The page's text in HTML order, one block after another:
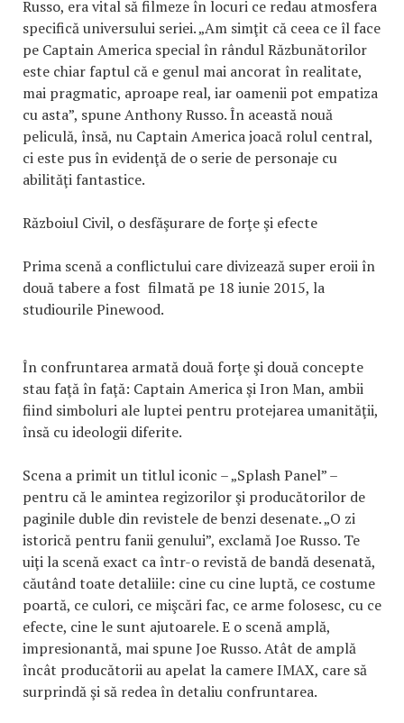
Russo, era vital să filmeze în locuri ce redau atmosfera
specifică universului seriei. „Am simţit că ceea ce îl face
pe Captain America special în rândul Răzbunătorilor
este chiar faptul că e genul mai ancorat în realitate,
mai pragmatic, aproape real, iar oamenii pot empatiza
cu asta”, spune Anthony Russo. În această nouă
peliculă, însă, nu Captain America joacă rolul central,
ci este pus în evidenţă de o serie de personaje cu
abilităţi fantastice.
Războiul Civil, o desfăşurare de forţe şi efecte
Prima scenă a conflictului care divizează super eroii în
două tabere a fost filmată pe 18 iunie 2015, la
studiourile Pinewood.
În confruntarea armată două forţe şi două concepte
stau faţă în faţă: Captain America şi Iron Man, ambii
fiind simboluri ale luptei pentru protejarea umanităţii,
însă cu ideologii diferite.
Scena a primit un titlul iconic – „Splash Panel” –
pentru că le amintea regizorilor şi producătorilor de
paginile duble din revistele de benzi desenate. „O zi
istorică pentru fanii genului”, exclamă Joe Russo. Te
uiţi la scenă exact ca într-o revistă de bandă desenată,
căutând toate detaliile: cine cu cine luptă, ce costume
poartă, ce culori, ce mişcări fac, ce arme folosesc, cu ce
efecte, cine le sunt ajutoarele. E o scenă amplă,
impresionantă, mai spune Joe Russo. Atât de amplă
încât producătorii au apelat la camere IMAX, care să
surprindă şi să redea în detaliu confruntarea.